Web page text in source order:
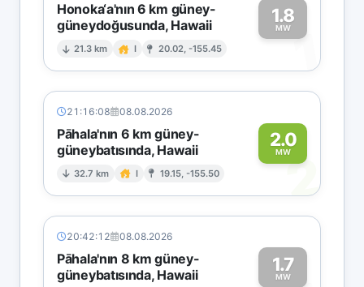
Honoka‘a'nın 6 km güney-
güneydoğusunda, Hawaii
21.3 km I 20.02, -155.45
1.8
MW1
21:16:08 08.08.2026
Pāhala'nın 6 km güney-
güneybatısında, Hawaii
32.7 km I 19.15, -155.50
2.0
MW2
20:42:12 08.08.2026
Pāhala'nın 8 km güney-
güneybatısında, Hawaii
1.7
MW